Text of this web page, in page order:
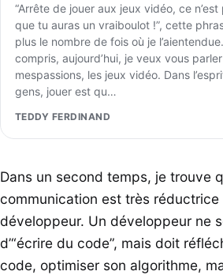
“Arrête de jouer aux jeux vidéo, ce
que tu auras un vraiboulot !”, cette
plus le nombre de fois où je
compris, aujourd’hui, je veux vous parler
mespassions, les jeux vidéo. Dans
gens, jouer est qu…
TEDDY FERDINAND
Dans un second temps, je trouve
communication est très
développeur. Un développeur ne
d’“écrire du code”, mais doit
code, optimiser son algorithme,